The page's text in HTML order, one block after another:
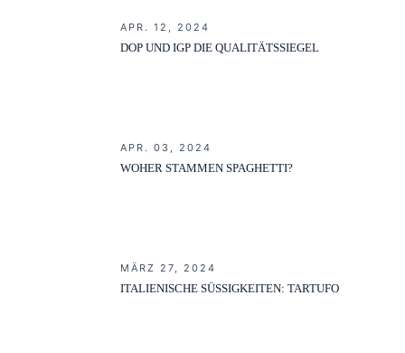
APR. 12, 2024
DOP UND IGP DIE QUALITÄTSSIEGEL
APR. 03, 2024
WOHER STAMMEN SPAGHETTI?
MÄRZ 27, 2024
ITALIENISCHE SÜSSIGKEITEN: TARTUFO